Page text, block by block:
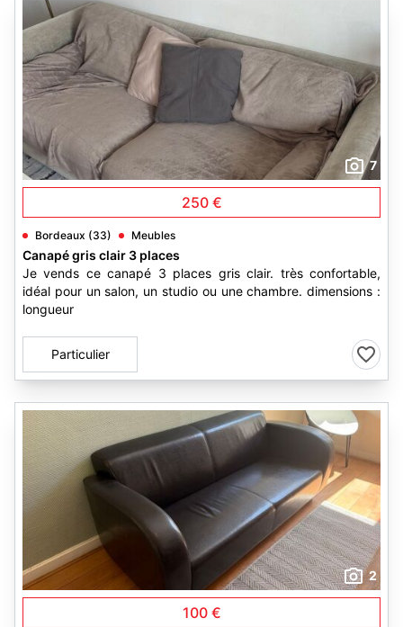
7
250 €
Bordeaux (33) Meubles
Canapé gris clair 3 places
Je vends ce canapé 3 places gris clair. très confortable,
idéal pour un salon, un studio ou une chambre. dimensions :
longueur
Particulier
2
100 €